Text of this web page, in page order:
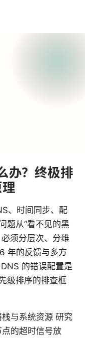
办？终极排
、时间同步、配
题从“看不见的黑
须分层次、分维
年的反馈与多方
的错误配置是
级排序的排查框
与系统资源 研究
的超时信号放